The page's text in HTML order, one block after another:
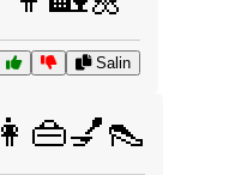
Salin
👩👜💅👠